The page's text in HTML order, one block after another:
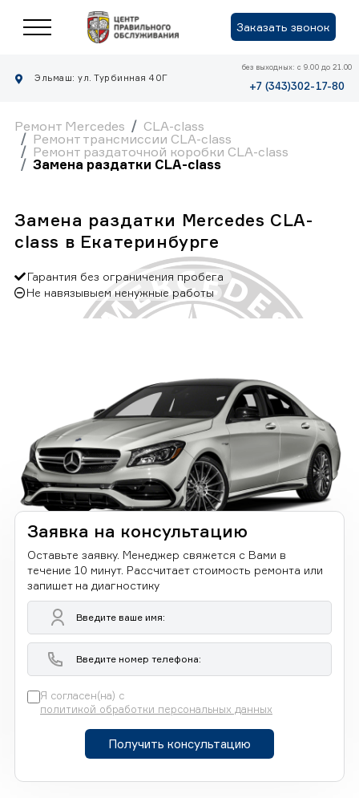
Заказать звонок
Эльмаш: ул. Турбинная 40Г
без выходных: с 9.00 до 21.00
+7 (343)302-17-80
Ремонт Mercedes
CLA-class
Ремонт трансмиссии CLA-class
Ремонт раздаточной коробки CLA-class
Замена раздатки CLA-class
Замена раздатки Mercedes CLA-
class в Екатеринбурге
Гарантия без ограничения пробега
Не навязывыем ненужные работы
Заявка на консультацию
Оставьте заявку. Менеджер свяжется с Вами в
течение 10 минут. Рассчитает стоимость ремонта или
запишет на диагностику
Я согласен(на) с
политикой обработки персональных данных
Получить консультацию